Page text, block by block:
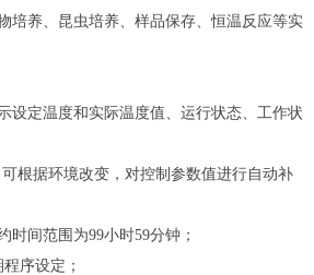
培养、昆虫培养、样品保存、恒温反应等实
设定温度和实际温度值、运行状态、工作状
根据环境改变，对控制参数值进行自动补
时间范围为99小时59分钟；
序设定；